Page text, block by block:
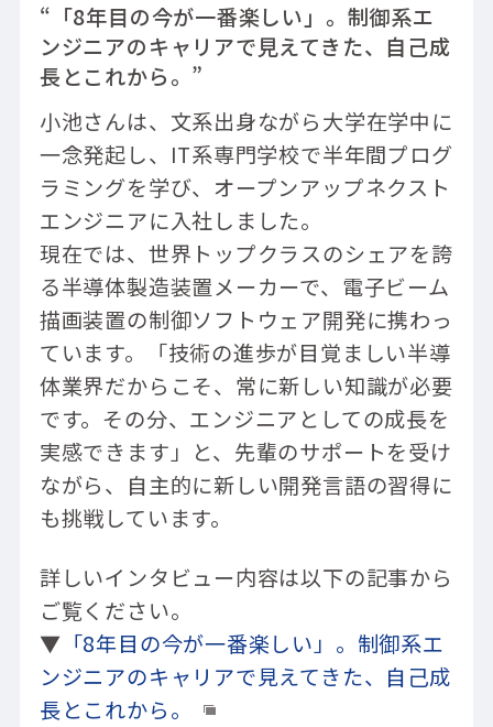
“「8年目の今が一番楽しい」。制御系エ
ンジニアのキャリアで見えてきた、自己成
長とこれから。”
小池さんは、文系出身ながら大学在学中に
一念発起し、IT系専門学校で半年間プログ
ラミングを学び、オープンアップネクスト
エンジニアに入社しました。
現在では、世界トップクラスのシェアを誇
る半導体製造装置メーカーで、電子ビーム
描画装置の制御ソフトウェア開発に携わっ
ています。「技術の進歩が目覚ましい半導
体業界だからこそ、常に新しい知識が必要
です。その分、エンジニアとしての成長を
実感できます」と、先輩のサポートを受け
ながら、自主的に新しい開発言語の習得に
も挑戦しています。
詳しいインタビュー内容は以下の記事から
ご覧ください。
▼ 「8年目の今が一番楽しい」。制御系エ
ンジニアのキャリアで見えてきた、自己成
長とこれから。